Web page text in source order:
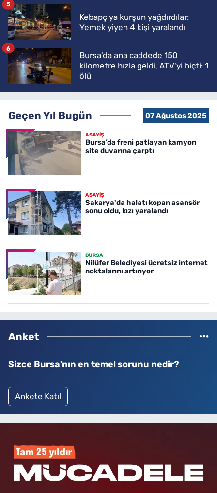
Kebapçıya kurşun yağdırdılar:
Yemek yiyen 4 kişi yaralandı
5
Bursa'da ana caddede 150
kilometre hızla geldi, ATV'yi biçti: 1
ölü
6
Geçen Yıl Bugün 07 Ağustos 2025
ASAYİŞ
Bursa’da freni patlayan kamyon
site duvarına çarptı
ASAYİŞ
Sakarya'da halatı kopan asansör
sonu oldu, kızı yaralandı
BURSA
Nilüfer Belediyesi ücretsiz internet
noktalarını artırıyor
Anket
Sizce Bursa'nın en temel sorunu nedir?
Ankete Katıl